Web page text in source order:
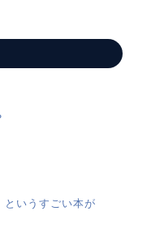
というすごい本が